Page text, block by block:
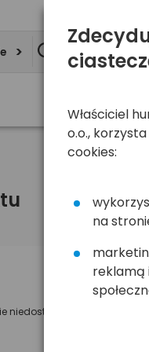
niedostępny
Właściciel
o.o.,
cookies:
na
reklamą